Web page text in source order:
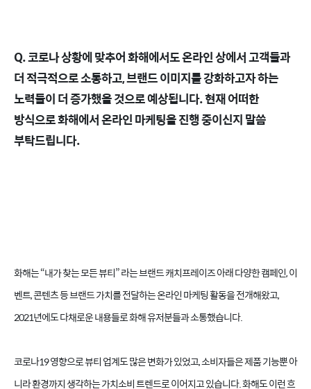
Q. 코로나 상황에 맞추어 화해에서도 온라인 상에서 고객들과
더 적극적으로 소통하고, 브랜드 이미지를 강화하고자 하는
노력들이 더 증가했을 것으로 예상됩니다. 현재 어떠한
방식으로 화해에서 온라인 마케팅을 진행 중이신지 말씀
부탁드립니다.
화해는 “내가 찾는 모든 뷰티” 라는 브랜드 캐치프레이즈 아래 다양한 캠페인, 이
벤트, 콘텐츠 등 브랜드 가치를 전달하는 온라인 마케팅 활동을 전개해왔고,
2021년에도 다채로운 내용들로 화해 유저분들과 소통했습니다.
코로나19 영향으로 뷰티 업계도 많은 변화가 있었고, 소비자들은 제품 기능뿐 아
니라 환경까지 생각하는 가치소비 트렌드로 이어지고 있습니다. 화해도 이런 흐